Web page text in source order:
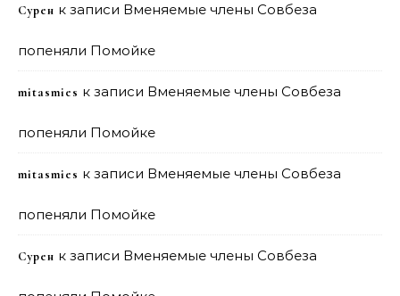
Сурен к записи Вменяемые члены Совбеза
попеняли Помойке
mitasmies к записи Вменяемые члены Совбеза
попеняли Помойке
mitasmies к записи Вменяемые члены Совбеза
попеняли Помойке
Сурен к записи Вменяемые члены Совбеза